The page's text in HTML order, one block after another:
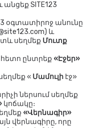
SITE123
օգտատիրոջ անունը
և
սեղմեք Մուտք
ընտրեք «Էջեր»
« Մամուլի էջ»
ներսում սեղմեք
կոճակը։
«Վերնագիր»
վերնագիրը, որը